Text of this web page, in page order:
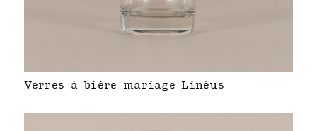
Verres à bière mariage Linéus